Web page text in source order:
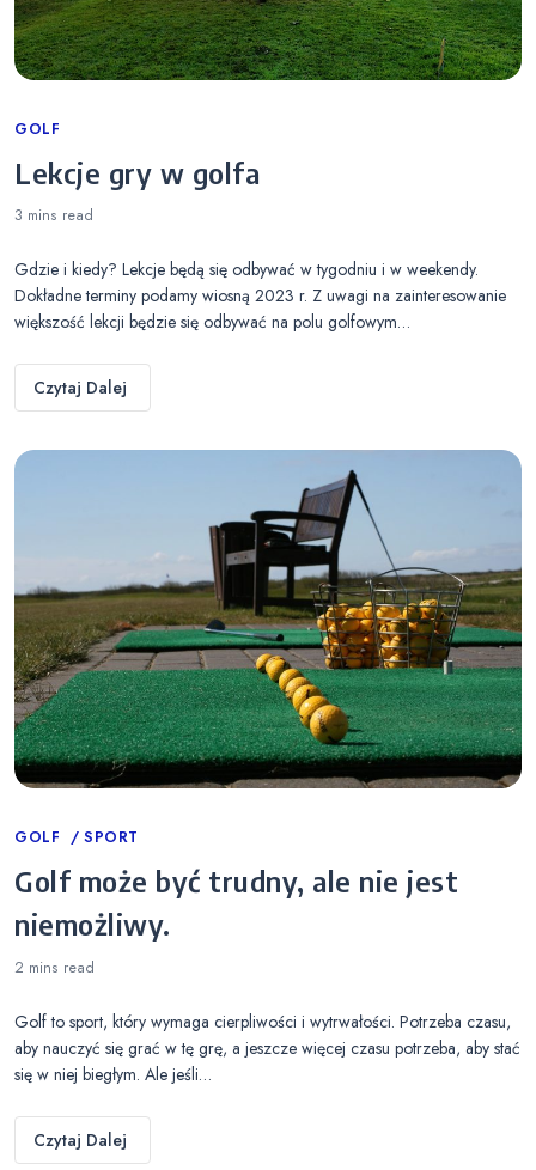
Categories
GOLF
Lekcje gry w golfa
3 mins read
Gdzie i kiedy? Lekcje będą się odbywać w tygodniu i w weekendy.
Dokładne terminy podamy wiosną 2023 r. Z uwagi na zainteresowanie
większość lekcji będzie się odbywać na polu golfowym…
Czytaj Dalej
Categories
GOLF SPORT
Golf może być trudny, ale nie jest
niemożliwy.
2 mins read
Golf to sport, który wymaga cierpliwości i wytrwałości. Potrzeba czasu,
aby nauczyć się grać w tę grę, a jeszcze więcej czasu potrzeba, aby stać
się w niej biegłym. Ale jeśli…
Czytaj Dalej